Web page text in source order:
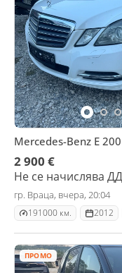
Mercedes-Benz E
2 900 €
Не се начислява
гр. Враца, вчера, 20:04
191000 км. 2012
ПРОМО